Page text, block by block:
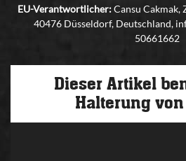
EU-Verantwortlicher:Cansu Cakmak,
40476 Düsseldorf, Deutschland,
50661662
Dieser Artikel
Halterung